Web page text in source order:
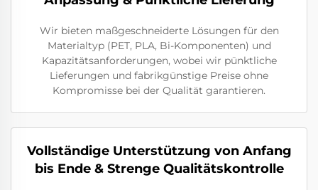
Wir bieten maßgeschneiderte Lösungen für den
Materialtyp (PET, PLA, Bi-Komponenten) und
Kapazitätsanforderungen, wobei wir pünktliche
Lieferungen und fabrikgünstige Preise ohne
Kompromisse bei der Qualität garantieren.
Vollständige Unterstützung von Anfang
bis Ende & Strenge Qualitätskontrolle